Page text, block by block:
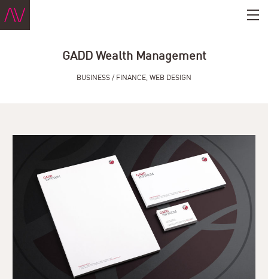
GADD Wealth Management
BUSINESS / FINANCE, WEB DESIGN